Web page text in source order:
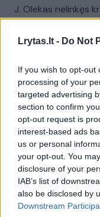
Lrytas.lt - Do Not
If you wish to opt-out
processing of your
targeted advertising
section to confirm
opt-out request is
interest-based ads
us or personal
your opt-out. You
disclosure of your
IAB’s list of
also be disclosed by
Downstream
J. Olekas nelinkęs
atsisveikinti su K.
visokių situacijų“
Pateikė daugiau
vaikus: jiems kilusi